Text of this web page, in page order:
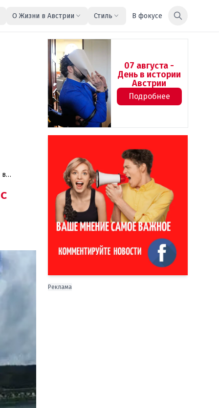
О Жизни в Австрии Стиль В фокусе
07 августа -
День в истории
Австрии
Подробнее
Реклама